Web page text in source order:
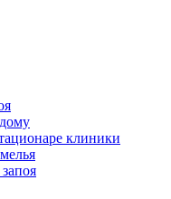
клиники